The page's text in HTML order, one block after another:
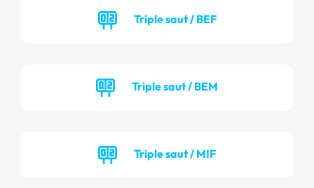
Triple saut / BEF
Triple saut / BEM
Triple saut / MIF